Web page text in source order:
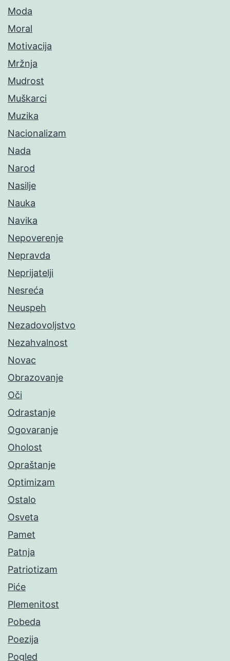
Moda
Moral
Motivacija
Mržnja
Mudrost
Muškarci
Muzika
Nacionalizam
Nada
Narod
Nasilje
Nauka
Navika
Nepoverenje
Nepravda
Neprijatelji
Nesreća
Neuspeh
Nezadovoljstvo
Nezahvalnost
Novac
Obrazovanje
Oči
Odrastanje
Ogovaranje
Oholost
Opraštanje
Optimizam
Ostalo
Osveta
Pamet
Patnja
Patriotizam
Piće
Plemenitost
Pobeda
Poezija
Pogled